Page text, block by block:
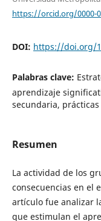
https://orcid.org/0000-
DOI: https://doi.org/
Palabras clave:
aprendizaje
secundaria,
Resumen
La actividad de los
consecuencias en el
artículo fue analizar
que estimulan el